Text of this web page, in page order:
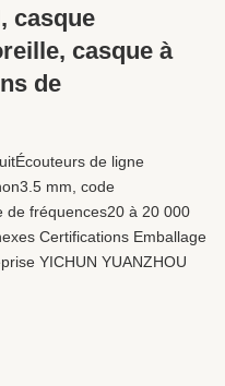
casque
casque à
de
de ligne
mm, code
de fréquences20 à 20 000
Certifications Emballage
YICHUN YUANZHOU